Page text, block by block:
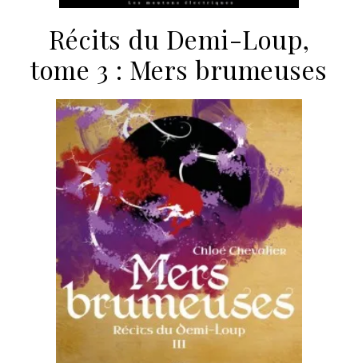
Récits du Demi-Loup,
tome 3 : Mers brumeuses